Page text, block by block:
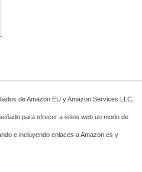
de Amazon EU y Amazon Services LLC,
para ofrecer a sitios web un modo de
e incluyendo enlaces a Amazon.es y